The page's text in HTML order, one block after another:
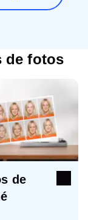
de fotos
de